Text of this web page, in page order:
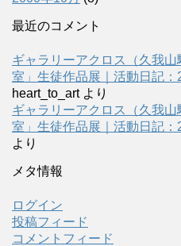
最近のコメント
ギャラリーアクロス（久我
室」生徒作品展｜活動日記：
heart_to_artより
ギャラリーアクロス（久我
室」生徒作品展｜活動日記：
より
メタ情報
ログイン
投稿フィード
コメントフィード